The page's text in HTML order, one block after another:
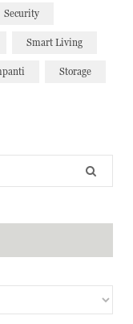
Security
Smart Living
Storage